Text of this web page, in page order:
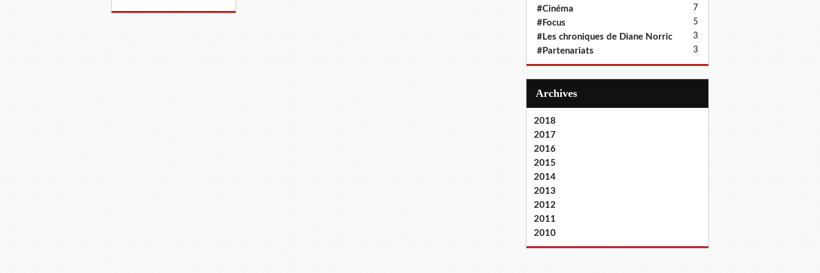
#Cinéma 7
#Focus 5
#Les chroniques de Diane Norric 3
#Partenariats 3
Archives
2018
2017
2016
2015
2014
2013
2012
2011
2010